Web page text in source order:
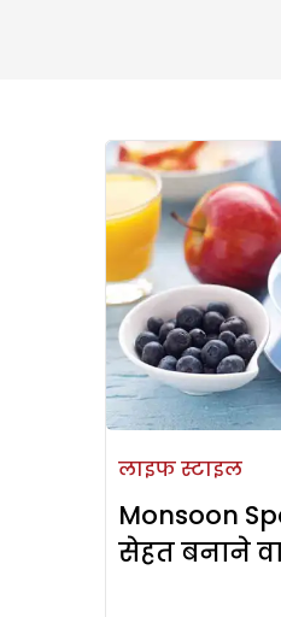
लाइफ स्टाइल
Monsoon
सेहत बनाने